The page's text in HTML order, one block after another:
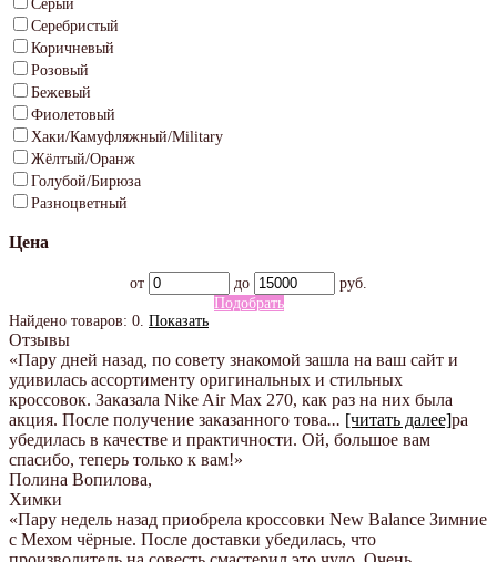
Серый
Серебристый
Коричневый
Розовый
Бежевый
Фиолетовый
Хаки/Камуфляжный/Military
Жёлтый/Оранж
Голубой/Бирюза
Разноцветный
Цена
от до
руб.
Подобрать
Найдено товаров: 0. Показать
Отзывы
«Пару дней назад, по совету знакомой зашла на ваш сайт и
удивилась ассортименту оригинальных и стильных
кроссовок. Заказала Nike Air Max 270, как раз на них была
акция. После получение заказанного това... [читать далее]ра
убедилась в качестве и практичности. Ой, большое вам
спасибо, теперь только к вам!»
Полина Вопилова,
Химки
«Пару недель назад приобрела кроссовки New Balance Зимние
с Мехом чёрные. После доставки убедилась, что